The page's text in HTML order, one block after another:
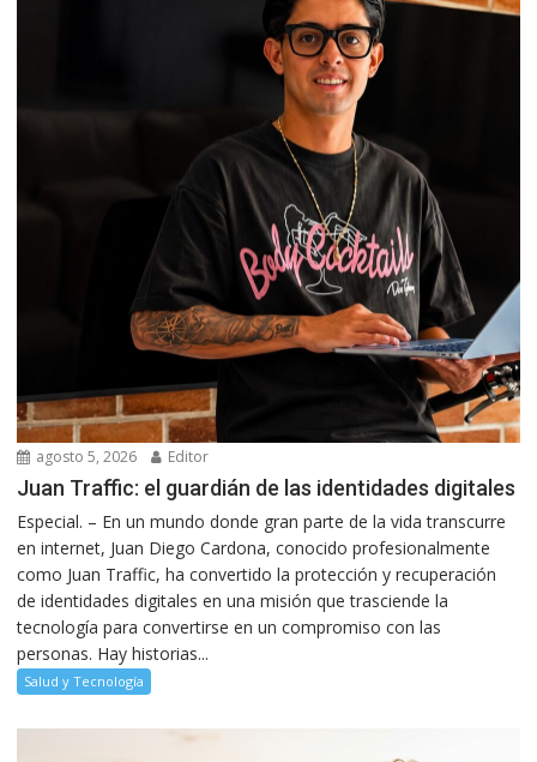
agosto 5, 2026 Editor
Juan Traffic: el guardián de las identidades digitales
Especial. – En un mundo donde gran parte de la vida transcurre
en internet, Juan Diego Cardona, conocido profesionalmente
como Juan Traffic, ha convertido la protección y recuperación
de identidades digitales en una misión que trasciende la
tecnología para convertirse en un compromiso con las
personas. Hay historias...
Salud y Tecnología